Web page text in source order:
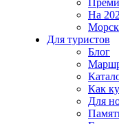
На
Для туристов
Блог
Как
Для